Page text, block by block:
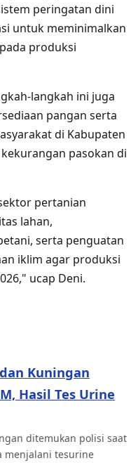
peringatan dini
untuk meminimalkan
produksi
langkah ini juga
pangan serta
di Kabupaten
pasokan di
pertanian
lahan,
serta penguatan
iklim agar produksi
ucap Deni.
Kuningan
Hasil Tes Urine
ditemukan polisi saat
menjalani tesurine